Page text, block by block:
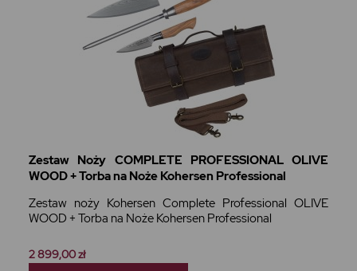
Zestaw Noży COMPLETE PROFESSIONAL OLIVE
WOOD + Torba na Noże Kohersen Professional
Zestaw noży Kohersen Complete Professional OLIVE
WOOD + Torba na Noże Kohersen Professional
2 899,00 zł